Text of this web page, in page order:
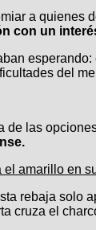
a quienes
con un
del
de las
el amarillo en
rebaja solo
cruza el